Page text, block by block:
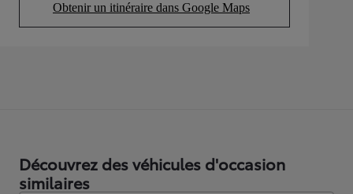
Obtenir un itinéraire dans Google Maps
(Opens in new tab)
Découvrez des véhicules d'occasion
similaires